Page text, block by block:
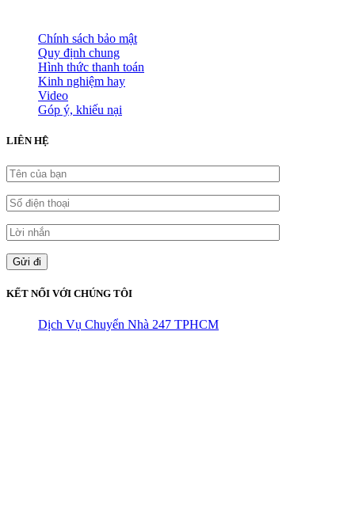
Chính sách bảo mật
Quy định chung
Hình thức thanh toán
Kinh nghiệm hay
Video
Góp ý, khiếu nại
LIÊN HỆ
KẾT NỐI VỚI CHÚNG TÔI
Dịch Vụ Chuyển Nhà 247 TPHCM